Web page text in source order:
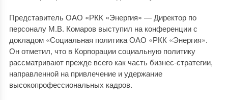
Представитель ОАО «РКК «Энергия» — Директор по
персоналу М.В. Комаров выступил на конференции с
докладом «Социальная политика ОАО «РКК «Энергия».
Он отметил, что в Корпорации социальную политику
рассматривают прежде всего как часть бизнес-стратегии,
направленной на привлечение и удержание
высокопрофессиональных кадров.